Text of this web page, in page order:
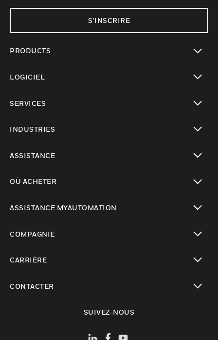
S'INSCRIRE
PRODUCTS
LOGICIEL
SERVICES
INDUSTRIES
ASSISTANCE
OÙ ACHETER
ASSISTANCE MYAUTOMATION
COMPAGNIE
CARRIÈRE
CONTACTER
SUIVEZ-NOUS